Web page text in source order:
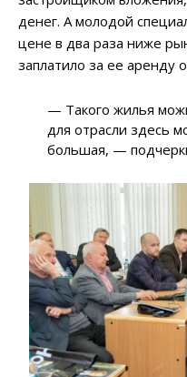
денег. А молодой
цене в два раза ниже
заплатило за ее аренду
— Такого жилья
для отрасли здесь
большая, —